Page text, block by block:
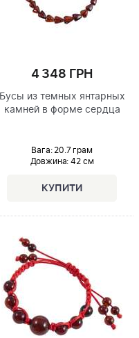
4 348 ГРН
Бусы из темных янтарных
камней в форме сердца
Вага: 20.7 грам
Довжина: 42 см